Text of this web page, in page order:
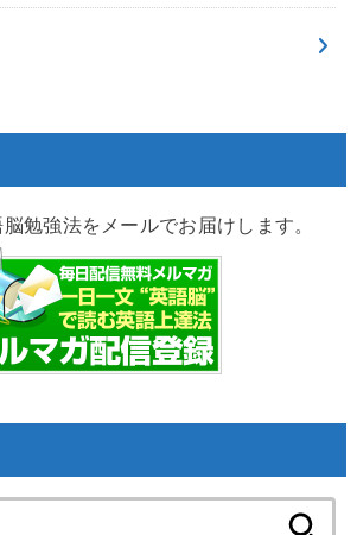
勉強法をメールでお届けします。